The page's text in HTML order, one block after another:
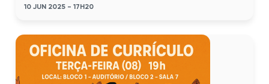
10 JUN 2025 - 17H20